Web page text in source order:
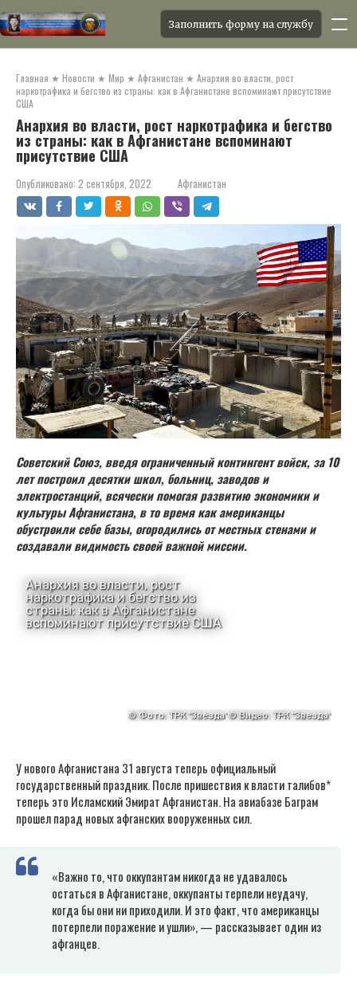
контенту
Заполнить форму на службу
Главная ★ Новости ★ Мир ★ Афганистан ★ Анархия во власти, рост
наркотрафика и бегство из страны: как в Афганистане вспоминают присутствие
США
Анархия во власти, рост наркотрафика и бегство
из страны: как в Афганистане вспоминают
присутствие США
Опубликовано: 2 сентября, 2022 Афганистан
Советский Союз, введя ограниченный контингент войск, за 10
лет построил десятки школ, больниц, заводов и
электростанций, всячески помогая развитию экономики и
культуры Афганистана, в то время как американцы
обустроили себе базы, огородились от местных стенами и
создавали видимость своей важной миссии.
У нового Афганистана 31 августа теперь официальный
государственный праздник. После пришествия к власти талибов*
теперь это Исламский Эмират Афганистан. На авиабазе Баграм
прошел парад новых афганских вооруженных сил.
«Важно то, что оккупантам никогда не удавалось
остаться в Афганистане, оккупанты терпели неудачу,
когда бы они ни приходили. И это факт, что американцы
потерпели поражение и ушли», — рассказывает один из
афганцев.